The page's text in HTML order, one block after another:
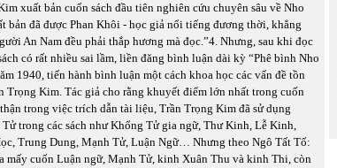
xuất bản cuốn sách đầu tiên nghiên cứu chuyên sâu về Nho
bản đã được Phan Khôi - học giả nổi tiếng đương thời, khẳng
An Nam đều phải thắp hương mà đọc.”4. Nhưng, sau khi đọc
có rất nhiều sai lầm, liền đăng bình luận dài kỳ “Phê bình Nho
1940, tiến hành bình luận một cách khoa học các vấn đề tồn
Trọng Kim. Tác giả cho rằng khuyết điểm lớn nhất trong cuốn
trong việc trích dẫn tài liệu, Trần Trọng Kim đã sử dụng
trong các sách như Khổng Tử gia ngữ, Thư Kinh, Lễ Kinh,
Trung Dung, Mạnh Tử, Luận Ngữ… Nhưng theo Ngô Tất Tố:
mấy cuốn Luận ngữ, Mạnh Tử, kinh Xuân Thu và kinh Thi, còn